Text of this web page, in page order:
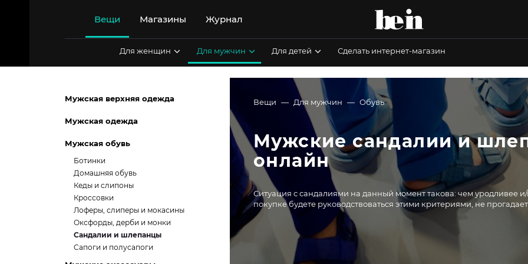
Вещи Магазины Журнал
Для женщин Для мужчин Для детей Сделать интернет-магазин
Вещи Для мужчин Обувь
Мужские сандалии и
онлайн
Ситуация с сандалиями на данный момент такова: чем уродливее
покупке будете руководствоваться этими критериями, не
Мужская верхняя одежда
Мужская одежда
Мужская обувь
Ботинки
Домашняя обувь
Кеды и слипоны
Кроссовки
Лоферы, слиперы и мокасины
Оксфорды, дерби и монки
Сандалии и шлепанцы
Сапоги и полусапоги